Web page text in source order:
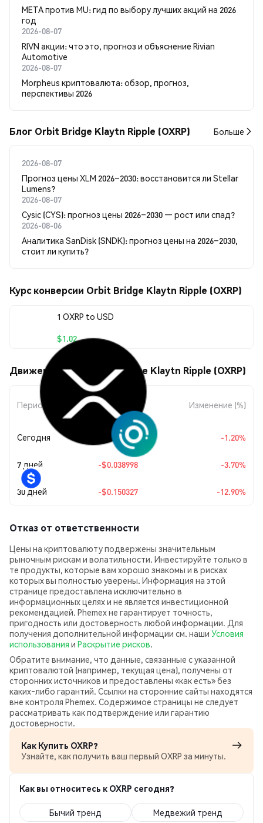
META против MU: гид по выбору лучших акций на 2026
год
2026-08-07
RIVN акции: что это, прогноз и объяснение Rivian
Automotive
2026-08-07
Morpheus криптовалюта: обзор, прогноз,
перспективы 2026
Блог Orbit Bridge Klaytn Ripple (OXRP) Больше
2026-08-07
Прогноз цены XLM 2026–2030: восстановится ли Stellar
Lumens?
2026-08-07
Cysic (CYS): прогноз цены 2026–2030 — рост или спад?
2026-08-06
Аналитика SanDisk (SNDK): прогноз цены на 2026–2030,
стоит ли купить?
Курс конверсии Orbit Bridge Klaytn Ripple (OXRP)
1 OXRP to USD
$1.02
Движения цены Orbit Bridge Klaytn Ripple (OXRP)
Период
Изменение
суммы
Изменение (%)
Сегодня -$0.012328 -1.20%
7 дней -$0.038998 -3.70%
30 дней -$0.150327 -12.90%
Отказ от ответственности
Цены на криптовалюту подвержены значительным
рыночным рискам и волатильности. Инвестируйте только в
те продукты, которые вам хорошо знакомы и в рисках
которых вы полностью уверены. Информация на этой
странице предоставлена исключительно в
информационных целях и не является инвестиционной
рекомендацией. Phemex не гарантирует точность,
пригодность или достоверность любой информации. Для
получения дополнительной информации см. наши Условия
использования и Раскрытие рисков.
Обратите внимание, что данные, связанные с указанной
криптовалютой (например, текущая цена), получены от
сторонних источников и предоставлены «как есть» без
каких‑либо гарантий. Ссылки на сторонние сайты находятся
вне контроля Phemex. Содержимое страницы не следует
рассматривать как подтверждение или гарантию
достоверности.
Как Купить OXRP?
Узнайте, как получить ваш первый OXRP за минуты.
Как вы относитесь к OXRP сегодня?
Бычий тренд Медвежий тренд